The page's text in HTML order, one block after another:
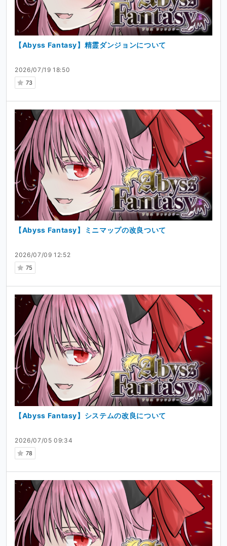
Abyss Crossing/Abyss Fantasy/Abyss Road/魔法少女
のトリアーデ
アイコンはましろまるさん(twitter@rori_no_opan2)よ
り。
Ci-enでの活動
自分の創作活動に関する情報公開です。
皆さまへ
ご興味を持たれましたら、ご支援いただけると嬉しいで
す！
よろしくお願いします！
2026/07/19 18:50
73
【Abyss Fantasy】精霊ダンジョンについて
2026/07/09 12:52
75
【Abyss Fantasy】ミニマップの改良ついて
2026/07/05 09:34
78
【Abyss Fantasy】システムの改良について